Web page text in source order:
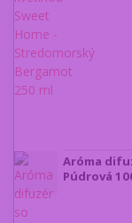
Aróma
Púdrová